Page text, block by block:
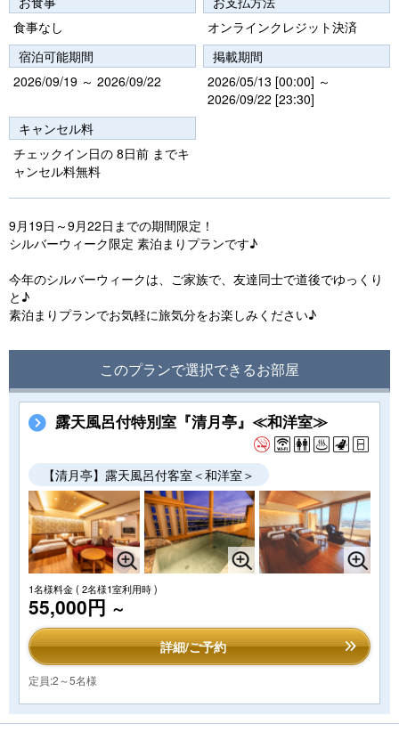
食事なし
オンラインクレジット決済
宿泊可能期間
2026/09/19 ～ 2026/09/22
掲載期間
2026/05/13 [00:00] ～
2026/09/22 [23:30]
キャンセル料
チェックイン日の 8日前 までキ
ャンセル料無料
9月19日～9月22日までの期間限定！
シルバーウィーク限定 素泊まりプランです♪
今年のシルバーウィークは、ご家族で、友達同士で道後でゆっくり
と♪
素泊まりプランでお気軽に旅気分をお楽しみください♪
このプランで選択できるお部屋
露天風呂付特別室『清月亭』≪和洋室≫
【清月亭】露天風呂付客室＜和洋室＞
1名様料金( 2名様1室利用時 )
55,000円 ～
詳細/ご予約
定員:2～5名様